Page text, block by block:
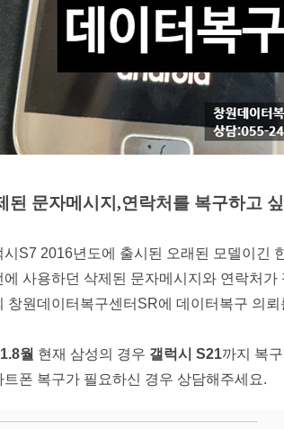
된 문자메시지,연락처를 복구하고
시S7 2016년도에 출시된 오래된 모델이긴
에 사용하던 삭제된 문자메시지와 연락처가
창원데이터복구센터SR에 데이터복구 의뢰
월 현재 삼성의 경우 갤럭시 S21까지 복
트폰 복구가 필요하신 경우 상담해주세요.